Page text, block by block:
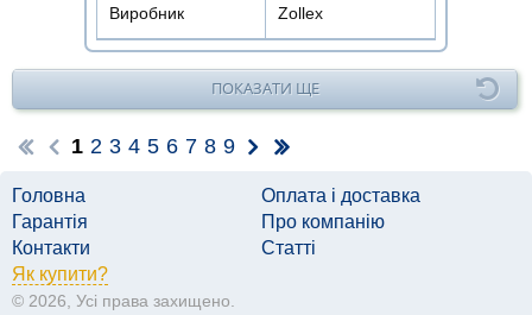
Виробник Zollex
ПОКАЗАТИ ЩЕ
1 2 3 4 5 6 7 8 9
Головна
Оплата і доставка
Гарантія
Про компанію
Контакти
Статті
Як купити?
© 2026, Усі права захищено.